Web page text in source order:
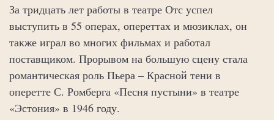
За тридцать лет работы в театре Отс успел
выступить в 55 операх, опереттах и мюзиклах, он
также играл во многих фильмах и работал
поставщиком. Прорывом на большую сцену стала
романтическая роль Пьера – Красной тени в
оперетте С. Ромберга «Песня пустыни» в театре
«Эстония» в 1946 году.